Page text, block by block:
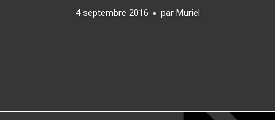
4 septembre 2016 par Muriel